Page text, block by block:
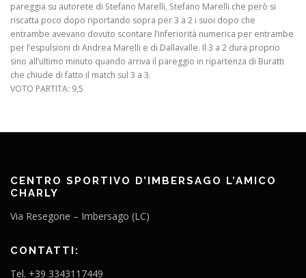
pareggia su autorete di Stefano Marelli, Stefano Marelli che però si
riscatta poco dopo riportando sopra per 3 a 2 i suoi dopo che
entrambe avevano dovuto scontare l’inferiorità numerica per entrambe
per l’espulsioni di Andrea Marelli e di Dallavalle. Il 3 a 2 dura proprio
sino all’ultimo minuto quando arriva il pareggio in ripartenza di Buratti
che chiude di fatto il match sul 3 a 3.
VOTO PARTITA: 9,5
CENTRO SPORTIVO D’IMBERSAGO L’AMICO
CHARLY
Via Resegone – Imbersago (LC)
CONTATTI:
Tel. +39 3343117449